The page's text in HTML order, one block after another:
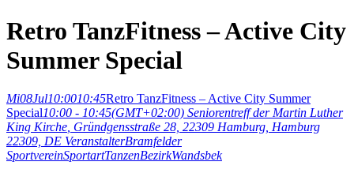
Retro TanzFitness – Active City
Summer Special
Mi08Jul10:0010:45Retro TanzFitness – Active City Summer
Special10:00 - 10:45(GMT+02:00) Seniorentreff der Martin Luther
King Kirche, Gründgensstraße 28, 22309 Hamburg, Hamburg
22309, DE VeranstalterBramfelder
SportvereinSportartTanzenBezirkWandsbek